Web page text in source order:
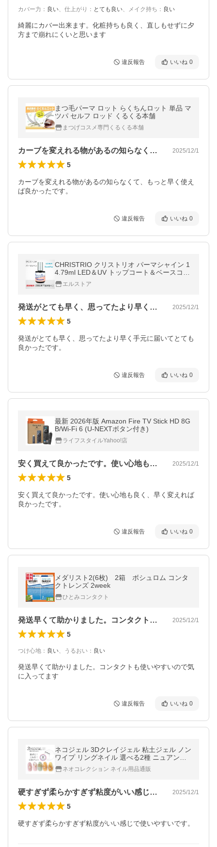
カバー力 ： 良い、 仕上がり ： とても良い、 メイク持ち ： 良い
綺麗にカバー出来ます。化粧持ちも良く、直しもせずに夕
方まで崩れにくいと思います
違反報告 いいね 0
まつ毛パーマ ロット らくちんロット 単品 マ
ツパ セルフ ロッド くるくる本舗
まつげコスメ専門くるくる本舗
カーブを変えれる物があるの知らなくて、… 2025/12/1
5
カーブを変えれる物があるの知らなくて、もっと早く使え
ば良かったです。
違反報告 いいね 0
CHRISTRIO クリストリオ パーマシャイン 1
4.79ml LED＆UV トップコート＆ベースコー
ト クリアジェル ジェラッカー ジェルネイル
ネイル用品 新品 送料無料
エルストア
発送がとても早く、思ってたより早く手元… 2025/12/1
5
発送がとても早く、思ってたより早く手元に届いてとても
良かったです。
違反報告 いいね 0
最新 2026年版 Amazon Fire TV Stick HD 8G
B/Wi-Fi 6 (U-NEXTボタン付き)
ライフスタイルYahoo!店
安く買えて良かったです。使い心地も良く… 2025/12/1
5
安く買えて良かったです。使い心地も良く、早く変えれば
良かったです。
違反報告 いいね 0
メダリスト2(6枚) 2箱 ボシュロム コンタ
クトレンズ 2week
ひとみコンタクト
発送早くて助かりました。コンタクトも使… 2025/12/1
5
つけ心地 ： 良い、 うるおい ： 良い
発送早くて助かりました。コンタクトも使いやすいので気
に入ってます
違反報告 いいね 0
ネコジェル 3Dクレイジェル 粘土ジェル ノン
ワイプ リングネイル 選べる2種 ニュアンス
ネイル ビジュージェル
ネオコレクション ネイル用品通販
硬すぎず柔らかすぎず粘度がいい感じで使… 2025/12/1
5
硬すぎず柔らかすぎず粘度がいい感じで使いやすいです。